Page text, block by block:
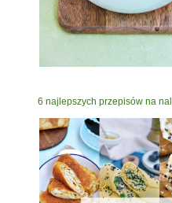
6 najlepszych przepisów na